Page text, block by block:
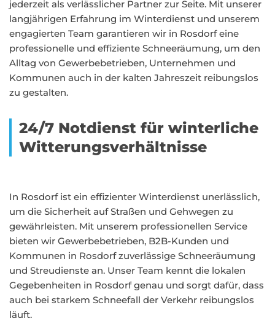
jederzeit als verlässlicher Partner zur Seite. Mit unserer
langjährigen Erfahrung im Winterdienst und unserem
engagierten Team garantieren wir in Rosdorf eine
professionelle und effiziente Schneeräumung, um den
Alltag von Gewerbebetrieben, Unternehmen und
Kommunen auch in der kalten Jahreszeit reibungslos
zu gestalten.
24/7 Notdienst für winterliche
Witterungsverhältnisse
In Rosdorf ist ein effizienter Winterdienst unerlässlich,
um die Sicherheit auf Straßen und Gehwegen zu
gewährleisten. Mit unserem professionellen Service
bieten wir Gewerbebetrieben, B2B-Kunden und
Kommunen in Rosdorf zuverlässige Schneeräumung
und Streudienste an. Unser Team kennt die lokalen
Gegebenheiten in Rosdorf genau und sorgt dafür, dass
auch bei starkem Schneefall der Verkehr reibungslos
läuft.